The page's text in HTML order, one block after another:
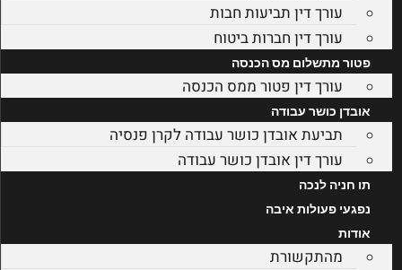
עורך דין תביעות חבות
עורך דין חברות ביטוח
פטור מתשלום מס הכנסה
עורך דין פטור ממס הכנסה
אובדן כושר עבודה
תביעת אובדן כושר עבודה לקרן פנסיה
עורך דין אובדן כושר עבודה
תו חניה לנכה
נפגעי פעולות איבה
אודות
מהתקשורת